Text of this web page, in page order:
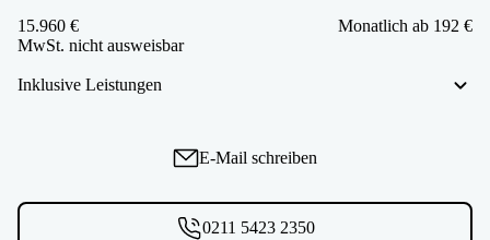
15.960 €
MwSt. nicht ausweisbar
Monatlich ab 192 €
Inklusive Leistungen
E-Mail schreiben
0211 5423 2350